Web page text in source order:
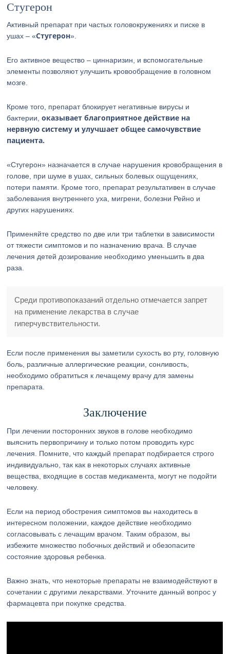
Стугерон
Активный препарат при частых головокружениях и писке в
ушах – «Стугерон».
Его активное вещество – циннаризин, и вспомогательные
элементы позволяют улучшить кровообращение в головном
мозге.
Кроме того, препарат блокирует негативные вирусы и
бактерии,оказывает благоприятное действие на
нервную систему и улучшает общее самочувствие
пациента.
«Стугерон» назначается в случае нарушения кровобращения в
голове, при шуме в ушах, сильных болевых ощущениях,
потери памяти. Кроме того, препарат результативен в случае
заболевания внутреннего уха, мигрени, болезни Рейно и
других нарушениях.
Применяйте средство по две или три таблетки в зависимости
от тяжести симптомов и по назначению врача. В случае
лечения детей дозирование необходимо уменьшить в два
раза.
Среди противопоказаний отдельно отмечается запрет
на применение лекарства в случае
гиперчувствительности.
Если после применения вы заметили сухость во рту, головную
боль, различные аллергические реакции, сонливость,
необходимо обратиться к лечащему врачу для замены
препарата.
Заключение
При лечении посторонних звуков в голове необходимо
выяснить первопричину и только потом проводить курс
лечения. Помните, что каждый препарат подбирается строго
индивидуально, так как в некоторых случаях активные
вещества, входящие в состав медикамента, могут не подойти
человеку.
Если на период обострения симптомов вы находитесь в
интересном положении, каждое действие необходимо
согласовывать с лечащим врачом. Таким образом, вы
избежите множество побочных действий и обезопасите
состояние здоровья ребенка.
Важно знать, что некоторые препараты не взаимодействуют в
сочетании с другими лекарствами. Уточните данный вопрос у
фармацевта при покупке средства.